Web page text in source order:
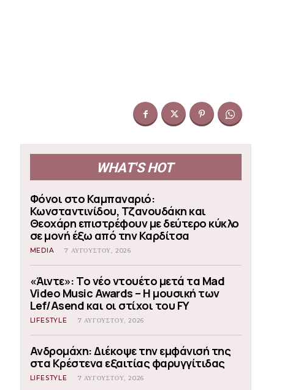
WHAT'S HOT
Φόνοι στο Καμπαναριό:
Κωνσταντινίδου, Τζανουδάκη και
Θεοχάρη επιστρέφουν με δεύτερο κύκλο
σε μονή έξω από την Καρδίτσα
MEDIA 7 ΑΥΓΟΎΣΤΟΥ, 2026
«Άιντε»: Το νέο ντουέτο μετά τα Mad
Video Music Awards – Η μουσική των
Lef/Asend και οι στίχοι του FY
LIFESTYLE 7 ΑΥΓΟΎΣΤΟΥ, 2026
Ανδρομάχη: Διέκοψε την εμφάνισή της
στα Κρέστενα εξαιτίας φαρυγγίτιδας
LIFESTYLE 7 ΑΥΓΟΎΣΤΟΥ, 2026